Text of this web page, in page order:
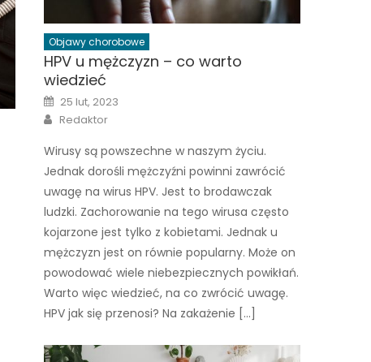
Objawy chorobowe
HPV u mężczyzn – co warto
wiedzieć
Posted
on
25 lut, 2023
Author
Redaktor
Wirusy są powszechne w naszym życiu.
Jednak dorośli mężczyźni powinni zawrócić
uwagę na wirus HPV. Jest to brodawczak
ludzki. Zachorowanie na tego wirusa często
kojarzone jest tylko z kobietami. Jednak u
mężczyzn jest on równie popularny. Może on
powodować wiele niebezpiecznych powikłań.
Warto więc wiedzieć, na co zwrócić uwagę.
HPV jak się przenosi? Na zakażenie […]